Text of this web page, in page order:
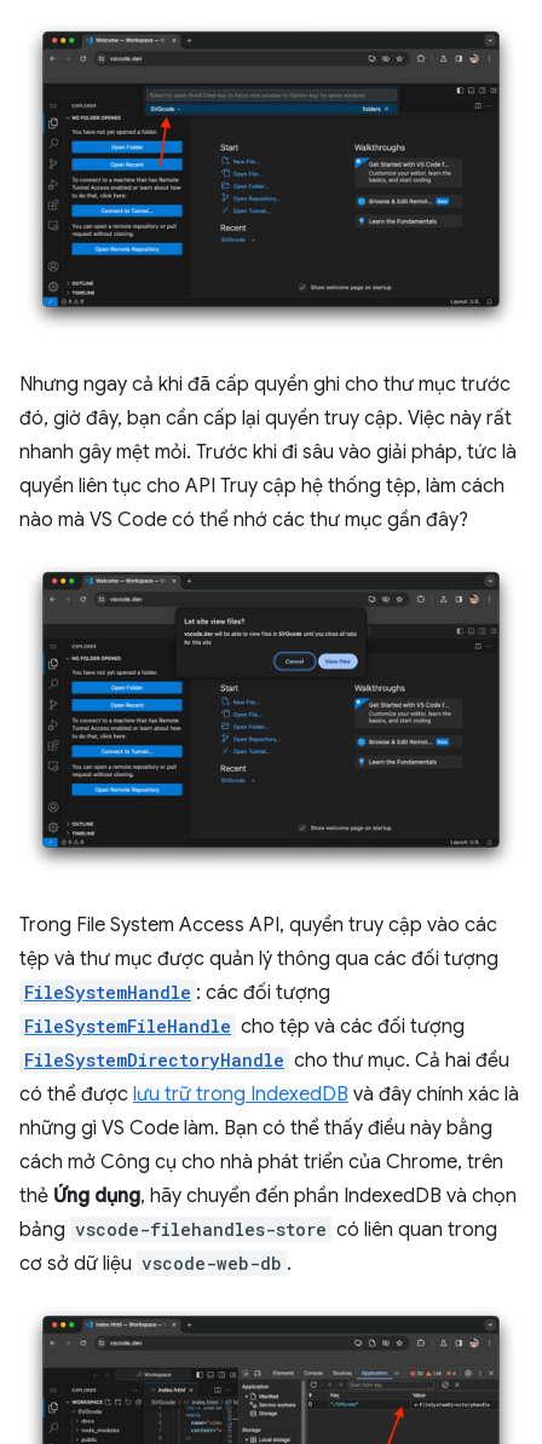
Nhưng ngay cả khi đã cấp quyền ghi cho thư mục trước
đó, giờ đây, bạn cần cấp lại quyền truy cập. Việc này rất
nhanh gây mệt mỏi. Trước khi đi sâu vào giải pháp, tức là
quyền liên tục cho API Truy cập hệ thống tệp, làm cách
nào mà VS Code có thể nhớ các thư mục gần đây?
Trong File System Access API, quyền truy cập vào các
tệp và thư mục được quản lý thông qua các đối tượng
FileSystemHandle : các đối tượng
FileSystemFileHandle cho tệp và các đối tượng
FileSystemDirectoryHandle cho thư mục. Cả hai đều
có thể được lưu trữ trong IndexedDB và đây chính xác là
những gì VS Code làm. Bạn có thể thấy điều này bằng
cách mở Công cụ cho nhà phát triển của Chrome, trên
thẻ Ứng dụng, hãy chuyển đến phần IndexedDB và chọn
bảng vscode-filehandles-store có liên quan trong
cơ sở dữ liệu vscode-web-db .